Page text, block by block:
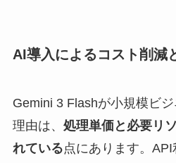
AI導入によるコスト削減
Gemini 3 Flashが小規模ビ
理由は、 処理単価と必要リ
れている点にあります。